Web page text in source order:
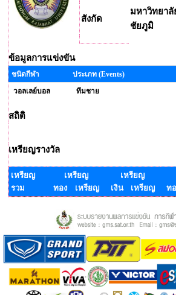
สังกัด
มหาวิทยา
ชัยภูมิ
ข้อมูลการแข่งขัน
ชนิดกีฬา
ประเภท (Events)
วอลเลย์บอล
ทีมชาย
สถิติ
เหรียญรางวัล
เหรียญ
รวม
เหรียญ
ทอง เหรียญ
เหรียญ
เงิน เหรียญ
ท